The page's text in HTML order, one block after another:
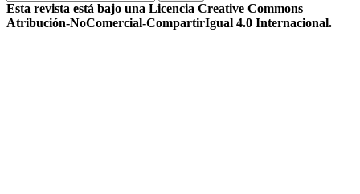
Esta revista está bajo una Licencia Creative Commons
Atribución-NoComercial-CompartirIgual 4.0 Internacional.